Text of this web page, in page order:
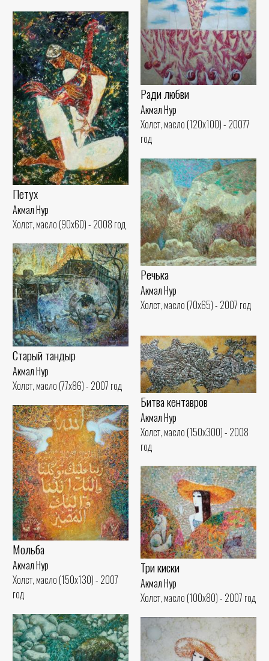
Ради любви
Акмал Нур
Холст, масло (120x100) - 20077
год
Петух
Акмал Нур
Холст, масло (90x60) - 2008 год
Речька
Акмал Нур
Холст, масло (70x65) - 2007 год
Старый тандыр
Акмал Нур
Холст, масло (77x86) - 2007 год
Битва кентавров
Акмал Нур
Холст, масло (150x300) - 2008
год
Мольба
Акмал Нур
Холст, масло (150x130) - 2007
год
Три киски
Акмал Нур
Холст, масло (100x80) - 2007 год